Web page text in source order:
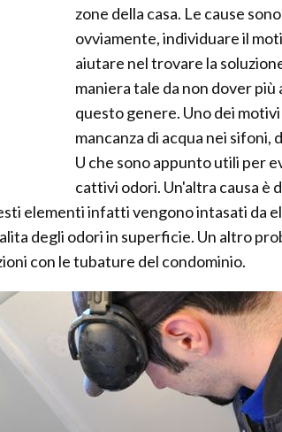
zone della casa. Le cause
ovviamente, individuare il
aiutare nel trovare la
maniera tale da non dover
questo genere. Uno dei motivi
mancanza di acqua nei sifoni,
U che sono appunto utili per
cattivi odori. Un'altra causa è
elementi infatti vengono intasati da
degli odori in superficie. Un altro
con le tubature del condominio.